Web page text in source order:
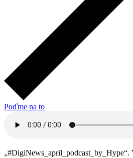
Poďme na to
„#DigiNews_april_podcast_by_Hype“.